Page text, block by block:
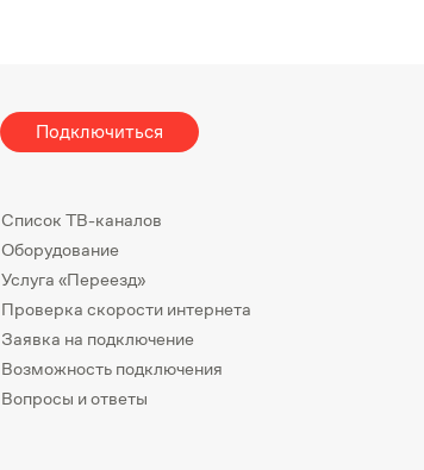
Подключиться
Список ТВ-каналов
Оборудование
Услуга «Переезд»
Проверка скорости интернета
Заявка на подключение
Возможность подключения
Вопросы и ответы